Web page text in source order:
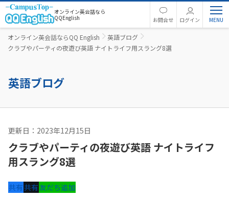
オンライン英会話なら
QQEnglish
お問合せ ログイン
オンライン英会話ならQQ English
英語ブログ
クラブやパーティの夜遊び英語 ナイトライフ用スラング8選
英語ブログ
更新日：2023年12月15日
クラブやパーティの夜遊び英語 ナイトライフ
用スラング8選
共有共有友だち追加